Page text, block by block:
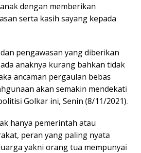
dengan memberikan
serta kasih sayang kepada
pengawasan yang diberikan
anaknya kurang bahkan tidak
ancaman pergaulan bebas
akan semakin mendekati
Golkar ini, Senin (8/11/2021).
hanya pemerintah atau
peran yang paling nyata
yakni orang tua mempunyai